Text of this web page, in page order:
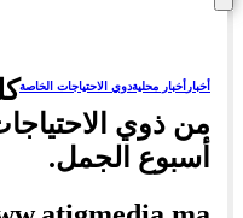
أخبار أخبار محليةدوي الاحتياجات الخاصة
من ذوي
أسبوع الجمل.